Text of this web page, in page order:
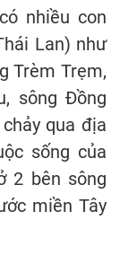
nhiều con
Lan) như
Trèm Trẹm,
sông Đồng
qua địa
sống của
2 bên sông
miền Tây